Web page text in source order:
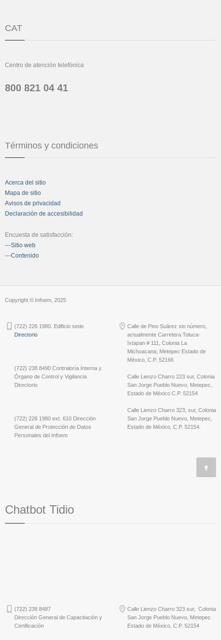
CAT
Centro de atención telefónica
800 821 04 41
Términos y condiciones
Acerca del sitio
Mapa de sitio
Avisos de privacidad
Declaración de accesibilidad
Encuesta de satisfacción:
---Sitio web
---Contenido
Copyright © Infoem, 2025
(722) 226 1980. Edificio sede
Directorio
(722) 238 8490 Contraloría Interna y
Órgano de Control y Vigilancia
Directorio
(722) 226 1980 ext. 610 Dirección
General de Protección de Datos
Personales del Infoem
Calle de Pino Suárez sin número,
actualmente Carretera Toluca-
Ixtapan # 111, Colonia La
Michoacana; Metepec Estado de
México, C.P. 52166
Calle Lienzo Charro 223 sur, Colonia
San Jorge Pueblo Nuevo, Metepec,
Estado de México C.P. 52154
Calle Lienzo Charro 323, sur, Colonia
San Jorge Pueblo Nuevo, Metepec,
Estado de México, C.P. 52154.
Chatbot Tidio
(722) 238 8487
Dirección General de Capacitación y
Certificación
Calle Lienzo Charro 323 sur, Colonia
San Jorge Pueblo Nuevo, Metepec
Estado de México, C.P. 52154